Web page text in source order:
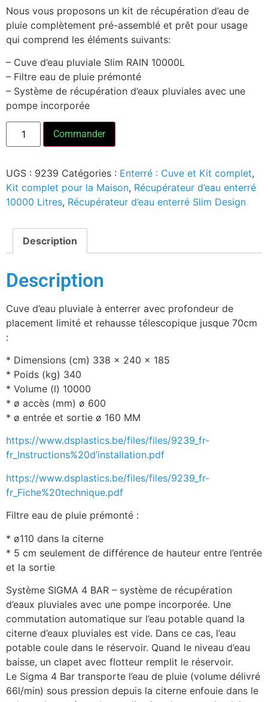
Nous vous proposons un kit de récupération d’eau de
pluie complètement pré-assemblé et prêt pour usage
qui comprend les éléments suivants:
– Cuve d’eau pluviale Slim RAIN 10000L
– Filtre eau de pluie prémonté
– Système de récupération d’eaux pluviales avec une
pompe incorporée
Commander
UGS : 9239 Catégories : Enterré : Cuve et Kit complet,
Kit complet pour la Maison, Récupérateur d’eau enterré
10000 Litres, Récupérateur d’eau enterré Slim Design
Description
Description
Cuve d’eau pluviale à enterrer avec profondeur de
placement limité et rehausse télescopique jusque 70cm
:
* Dimensions (cm) 338 x 240 x 185
* Poids (kg) 340
* Volume (l) 10000
* ø accès (mm) ø 600
* ø entrée et sortie ø 160 MM
https://www.dsplastics.be/files/files/9239_fr-
fr_Instructions%20d’installation.pdf
https://www.dsplastics.be/files/files/9239_fr-
fr_Fiche%20technique.pdf
Filtre eau de pluie prémonté :
* ø110 dans la citerne
* 5 cm seulement de différence de hauteur entre l’entrée
et la sortie
Système SIGMA 4 BAR – système de récupération
d’eaux pluviales avec une pompe incorporée. Une
commutation automatique sur l’eau potable quand la
citerne d’eaux pluviales est vide. Dans ce cas, l’eau
potable coule dans le réservoir. Quand le niveau d’eau
baisse, un clapet avec flotteur remplit le réservoir.
Le Sigma 4 Bar transporte l’eau de pluie (volume délivré
66l/min) sous pression depuis la citerne enfouie dans le